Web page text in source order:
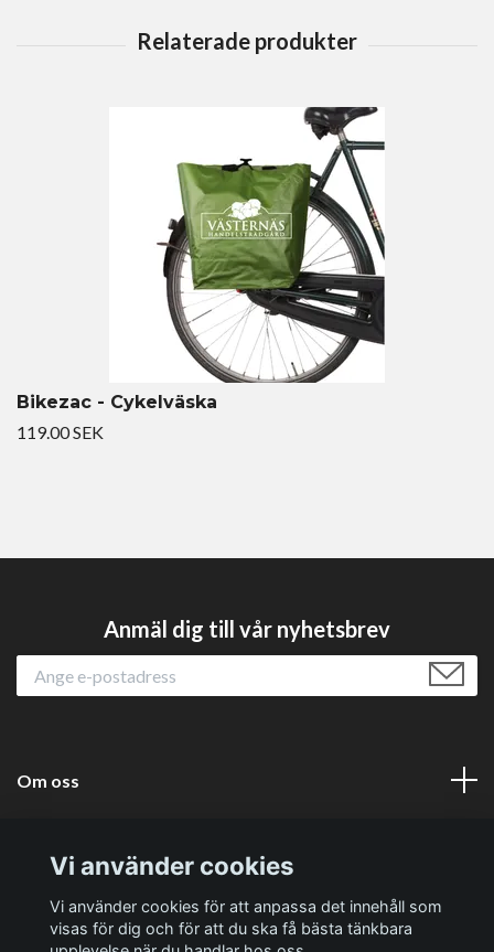
Bikezac - Cykelväska
119.00 SEK
Anmäl dig till vår nyhetsbrev
Om oss
Sociala medier
Vi använder cookies
Vi använder cookies för att anpassa det innehåll som
visas för dig och för att du ska få bästa tänkbara